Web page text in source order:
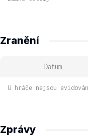
Zranění
Datum
U hráče nejsou
Zprávy